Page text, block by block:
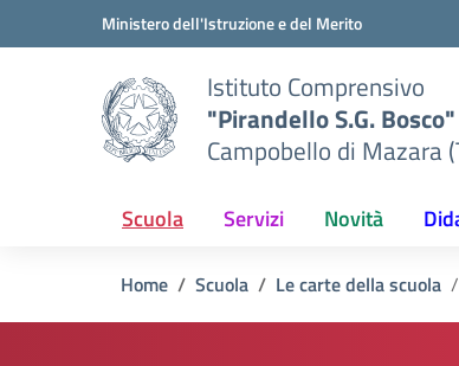
Vai ai contenuti
Vai al menu di navigazioneMinistero dell'Istruzione e del Merito
Istituto Comprensivo
"Pirandello S.G. Bosco"
Campobello di Mazara
Scuola Servizi Novità
Home Scuola Le carte della scuola